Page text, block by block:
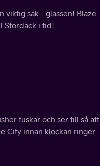
viktig sak - glassen! Blaze
Stordäck i tid!
fuskar och ser till så att
City innan klockan ringer